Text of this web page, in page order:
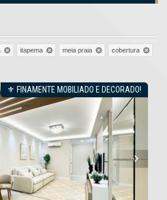
itapema meia praia
cobertura
⚜ FINAMENTE MOBILIADO E DECORADO!